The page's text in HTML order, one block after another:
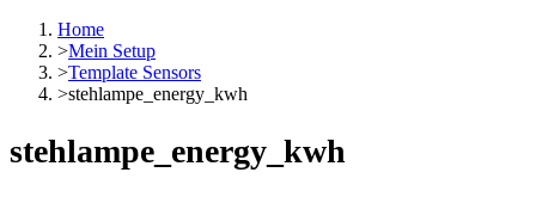
Home
>Mein Setup
>Template Sensors
>stehlampe_energy_kwh
stehlampe_energy_kwh